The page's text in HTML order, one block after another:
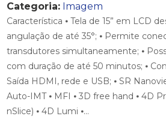
Categoria: Imagem
Característica ⦁ Tela de 15” em LCD
angulação de até 35°; ⦁ Permite
transdutores simultaneamente; ⦁
com duração de até 50 minutos; ⦁
Saída HDMI, rede e USB; ⦁ SR
Auto-IMT ⦁ MFI ⦁ 3D free hand ⦁ 4D
nSlice) ⦁ 4D Lumi ⦁...